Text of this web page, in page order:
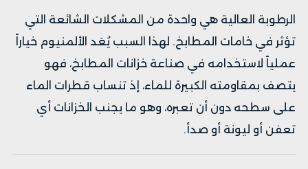
الرطوبة العالية هي واحدة من المشكلات الشائعة التي
تؤثر في خامات المطابخ. لهذا السبب يُعَد الألمنيوم خياراً
عملياً لاستخدامه في صناعة خزانات المطابخ، فهو
يتصف بمقاومته الكبيرة للماء، إذ تنساب قطرات الماء
على سطحه دون أن تعبره، وهو ما يجنب الخزانات أي
تعفن أو ليونة أو صدأ.